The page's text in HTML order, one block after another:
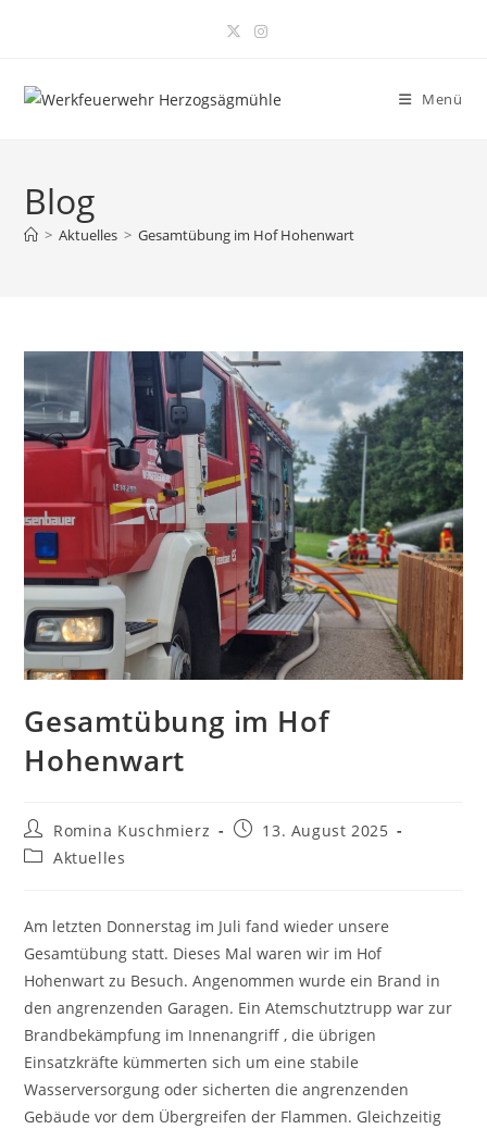
Menü
Blog
> Aktuelles > Gesamtübung im Hof Hohenwart
Gesamtübung im Hof
Hohenwart
Beitrags-
Autor:
Romina Kuschmierz
Beitrag13. August 2025
Beitrags-
Aktuelles
Am letzten Donnerstag im Juli fand wieder unsere
Gesamtübung statt. Dieses Mal waren wir im Hof
Hohenwart zu Besuch. Angenommen wurde ein Brand in
den angrenzenden Garagen. Ein Atemschutztrupp war zur
Brandbekämpfung im Innenangriff , die übrigen
Einsatzkräfte kümmerten sich um eine stabile
Wasserversorgung oder sicherten die angrenzenden
Gebäude vor dem Übergreifen der Flammen. Gleichzeitig